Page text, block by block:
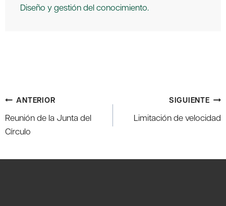
Diseño y gestión del conocimiento.
Navegación
de
entradas
ANTERIOR
Reunión de la Junta del
Círculo
SIGUIENTE
Limitación de velocidad